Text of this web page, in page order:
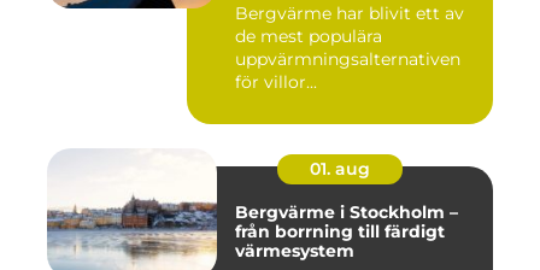
Bergvärme har blivit ett av
de mest populära
uppvärmningsalternativen
för villor...
01. aug
Bergvärme i Stockholm –
från borrning till färdigt
värmesystem